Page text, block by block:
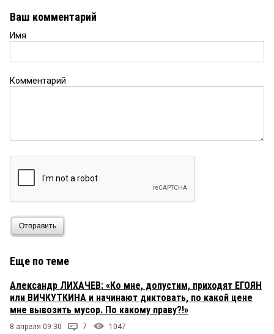
Ваш комментарий
Имя
Комментарий
Отправить
Еще по теме
Александр ЛИХАЧЕВ: «Ко мне, допустим, приходят ЕГОЯН
или ВИЧКУТКИНА и начинают диктовать, по какой цене
мне вывозить мусор. По какому праву?!»
8 апреля 09:30 7 1047